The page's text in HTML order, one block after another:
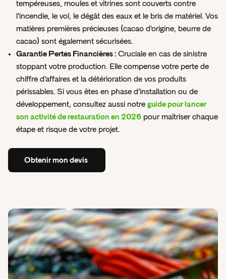
tempéreuses, moules et vitrines sont couverts contre
l'incendie, le vol, le dégât des eaux et le bris de matériel. Vos
matières premières précieuses (cacao d'origine, beurre de
cacao) sont également sécurisées.
Garantie Pertes Financières : Cruciale en cas de sinistre
stoppant votre production. Elle compense votre perte de
chiffre d'affaires et la détérioration de vos produits
périssables. Si vous êtes en phase d'installation ou de
développement, consultez aussi notre guide pour lancer
son activité de restauration en 2026 pour maîtriser chaque
étape et risque de votre projet.
Obtenirmon devis